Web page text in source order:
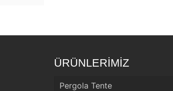
ÜRÜNLERİMİZ
Pergola Tente